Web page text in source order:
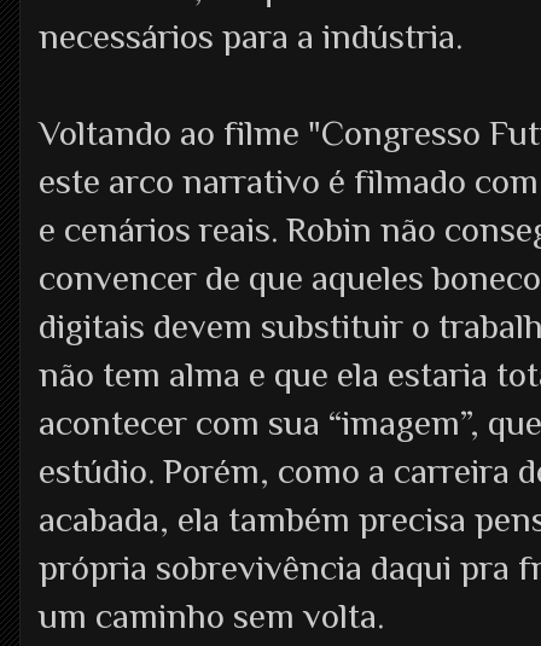
necessários para a indústria.
Voltando ao filme "Congresso
este arco narrativo é filmado
e cenários reais. Robin não
convencer de que aqueles
digitais devem substituir o
não tem alma e que ela estaria
acontecer com sua “imagem”,
estúdio. Porém, como a carreira
acabada, ela também precisa
própria sobrevivência daqui pra
um caminho sem volta.